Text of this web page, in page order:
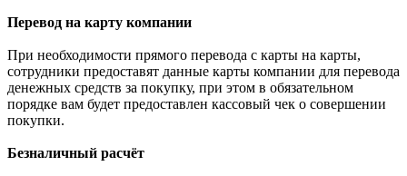
Перевод на карту компании
При необходимости прямого перевода с карты на карты,
сотрудники предоставят данные карты компании для перевода
денежных средств за покупку, при этом в обязательном
порядке вам будет предоставлен кассовый чек о совершении
покупки.
Безналичный расчёт